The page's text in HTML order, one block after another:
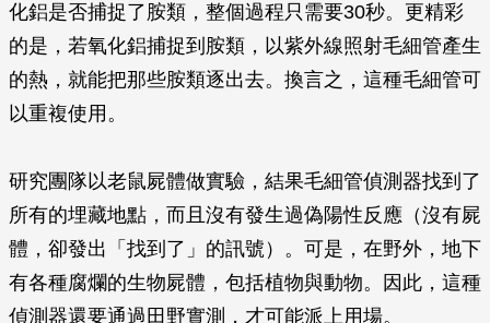
化鋁是否捕捉了胺類，整個過程只需要30秒。更精彩
的是，若氧化鋁捕捉到胺類，以紫外線照射毛細管產生
的熱，就能把那些胺類逐出去。換言之，這種毛細管可
以重複使用。
研究團隊以老鼠屍體做實驗，結果毛細管偵測器找到了
所有的埋藏地點，而且沒有發生過偽陽性反應（沒有屍
體，卻發出「找到了」的訊號）。可是，在野外，地下
有各種腐爛的生物屍體，包括植物與動物。因此，這種
偵測器還要通過田野實測，才可能派上用場。